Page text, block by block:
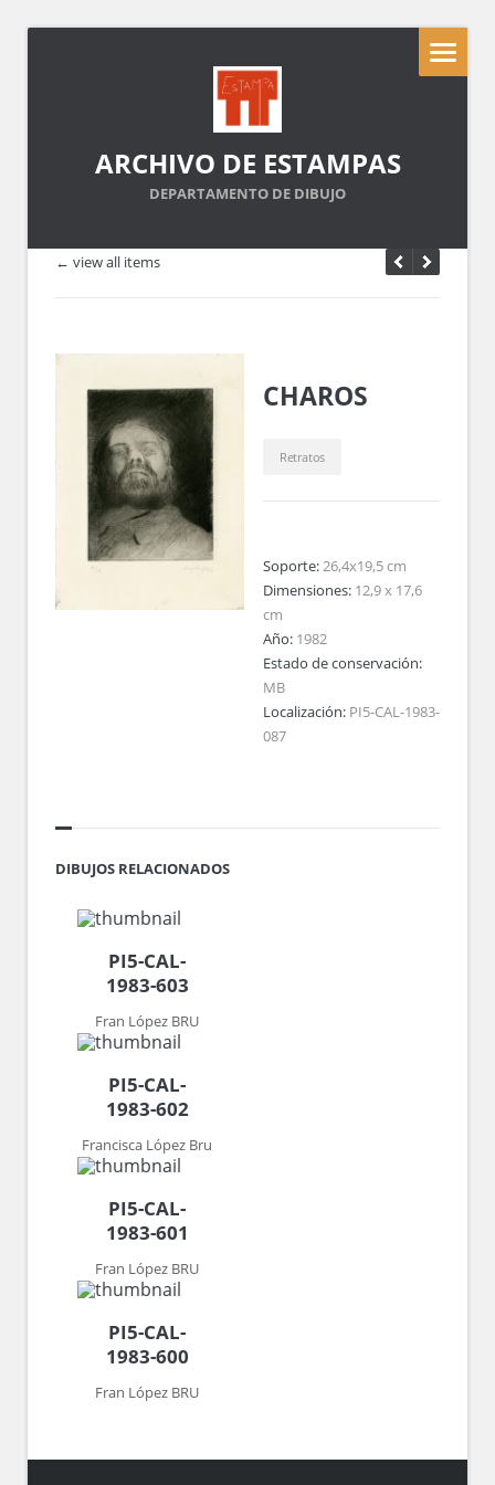
ARCHIVO DE ESTAMPAS
DEPARTAMENTO DE DIBUJO
← view all items
CHAROS
Retratos
Soporte:26,4x19,5 cm
Dimensiones: 12,9 x 17,6
cm
Año: 1982
Estado de conservación:
MB
Localización: PI5-CAL-1983-
087
DIBUJOS RELACIONADOS
PI5-CAL-
1983-603
Fran López BRU
PI5-CAL-
1983-602
Francisca López Bru
PI5-CAL-
1983-601
Fran López BRU
PI5-CAL-
1983-600
Fran López BRU